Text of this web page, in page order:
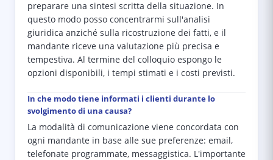
preparare una sintesi scritta della situazione. In
questo modo posso concentrarmi sull'analisi
giuridica anziché sulla ricostruzione dei fatti, e il
mandante riceve una valutazione più precisa e
tempestiva. Al termine del colloquio espongo le
opzioni disponibili, i tempi stimati e i costi previsti.
In che modo tiene informati i clienti durante lo
svolgimento di una causa?
La modalità di comunicazione viene concordata con
ogni mandante in base alle sue preferenze: email,
telefonate programmate, messaggistica. L'importante